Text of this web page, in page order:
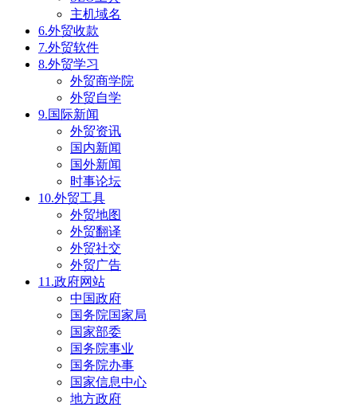
主机域名
6.外贸收款
7.外贸软件
8.外贸学习
外贸商学院
外贸自学
9.国际新闻
外贸资讯
国内新闻
国外新闻
时事论坛
10.外贸工具
外贸地图
外贸翻译
外贸社交
外贸广告
11.政府网站
中国政府
国务院国家局
国家部委
国务院事业
国务院办事
国家信息中心
地方政府